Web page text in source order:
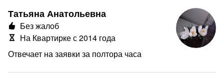
Татьяна Анатольевна
Отвечает на заявки за полтора часа
Без жалоб
На Квартирке с 2014 года